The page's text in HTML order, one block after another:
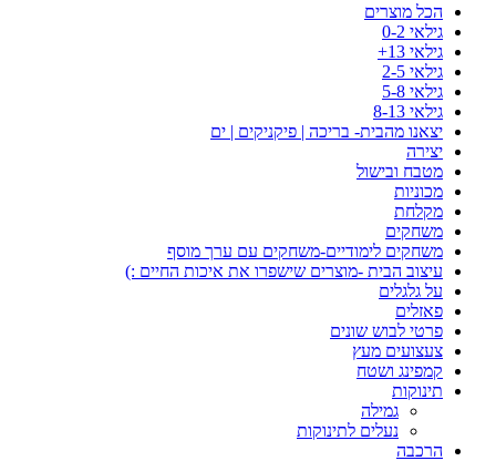
הכל מוצרים
גילאי 0-2
גילאי 13+
גילאי 2-5
גילאי 5-8
גילאי 8-13
יצאנו מהבית- בריכה | פיקניקים | ים
יצירה
מטבח ובישול
מכוניות
מקלחת
משחקים
משחקים לימודיים-משחקים עם ערך מוסף
עיצוב הבית -מוצרים שישפרו את איכות החיים :)
על גלגלים
פאזלים
פרטי לבוש שונים
צעצועים מעץ
קמפינג ושטח
תינוקות
גמילה
נעלים לתינוקות
הרכבה